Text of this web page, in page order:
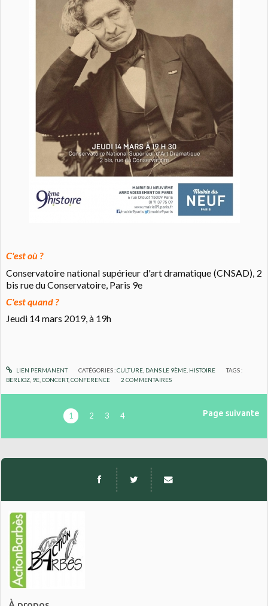
C'est où ?
Conservatoire national supérieur d'art dramatique (CNSAD), 2
bis rue du Conservatoire, Paris 9e
C'est quand ?
Jeudi 14 mars 2019, à 19h
LIEN PERMANENT CATÉGORIES :CULTURE, DANS LE 9ÈME, HISTOIRE
TAGS :
BERLIOZ 9E ,CONCERT,CONFERENCE 2 COMMENTAIRES
1 2 3 4 Page suivante